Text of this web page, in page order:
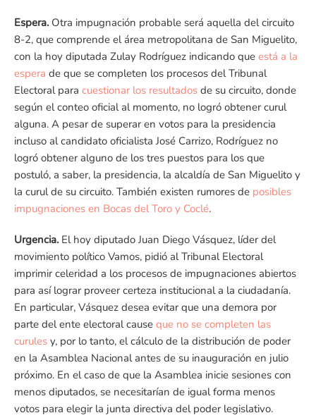
Espera.Otra impugnación probable será aquella del circuito
8-2, que comprende el área metropolitana de San Miguelito,
con la hoy diputada Zulay Rodríguez indicando que está a la
espera de que se completen los procesos del Tribunal
Electoral para cuestionar los resultadosde su circuito, donde
según el conteo oficial al momento, no logró obtener curul
alguna. A pesar de superar en votos para la presidencia
incluso al candidato oficialista José Carrizo, Rodríguez no
logró obtener alguno de los tres puestos para los que
postuló, a saber, la presidencia, la alcaldía de San Miguelito y
la curul de su circuito. También existen rumores de posibles
impugnaciones en Bocas del Toro y Coclé.
Urgencia.El hoy diputado Juan Diego Vásquez, líder del
movimiento político Vamos, pidió al Tribunal Electoral
imprimir celeridad a los procesos de impugnaciones abiertos
para así lograr proveer certeza institucional a la ciudadanía.
En particular, Vásquez desea evitar que una demora por
parte del ente electoral cause que no se completen las
curulesy, por lo tanto, el cálculo de la distribución de poder
en la Asamblea Nacional antes de su inauguración en julio
próximo. En el caso de que la Asamblea inicie sesiones con
menos diputados, se necesitarían de igual forma menos
votos para elegir la junta directiva del poder legislativo.